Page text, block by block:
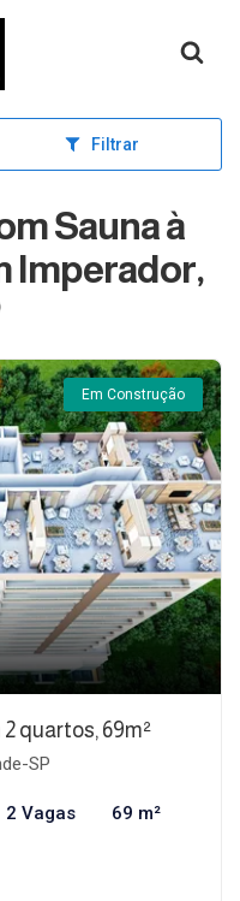
inicial
Filtrar
Sauna à
Imperador,
Em Construção
quartos, 69m²
SP
2 Vagas 69 m²